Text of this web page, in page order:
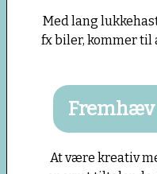
Med lang
fx biler, kommer til
Fremhæv
At være kreativ